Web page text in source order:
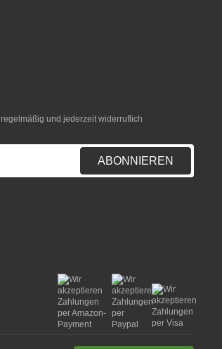
regelmäßig und jederzeit widerruflich
ABONNIEREN